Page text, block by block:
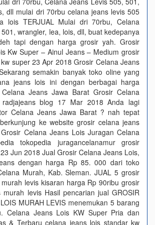
dll mulai dri 70rbu celana jeans levis 505
lois TERJUAL Mulai dri 70rbu, Celana
wrangler, lea, lois, dll, buat kedepanya
tapi dengan harga grosir yah. Grosir
Kw Super – Ainul Jeans – Medium grosir
super 23 Apr 2018 Grosir Celana Jeans
semakin banyak toko oline yang
jeans lois ini dengan berbagai harga
Jeans Jawa Barat Grosir Celana
radjajeans blog 17 Mar 2018 Anda lagi
Celana Jeans Jawa Barat ? nah tepat
ke website grosir celana jeans
Celana Jeans Lois Juragan Celana
tokopedia juragancelanamur grosir
Jun 2018 Jual Grosir Celana Jeans Lois,
dengan harga Rp 85. 000 dari toko
Murah, Kab. Sleman. JUAL 5 grosir
levis kisaran harga Rp 90ribu grosir
levis Hasil pencarian jual GROSIR
MURAH LEVIS menemukan 5 barang
Celana Jeans Lois KW Super Pria dan
& Terbaru celana jeans lois standar kw